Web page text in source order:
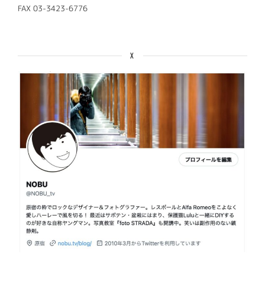
FAX 03-3423-6776
X